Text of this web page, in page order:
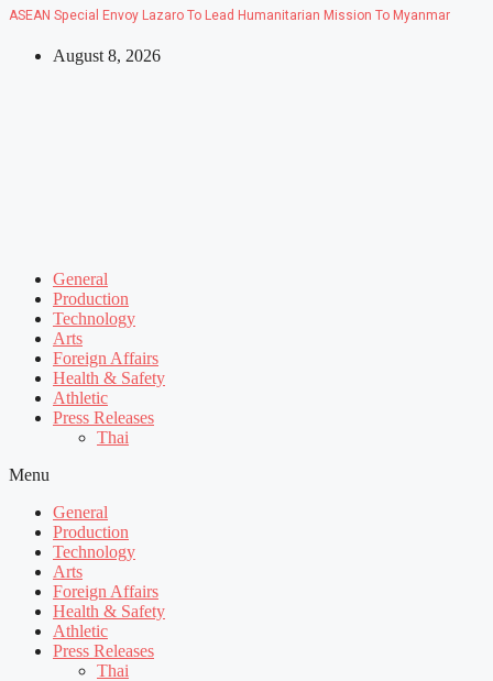
ASEAN Special Envoy Lazaro To Lead Humanitarian Mission To Myanmar
August 8, 2026
General
Production
Technology
Arts
Foreign Affairs
Health & Safety
Athletic
Press Releases
Thai
Menu
General
Production
Technology
Arts
Foreign Affairs
Health & Safety
Athletic
Press Releases
Thai